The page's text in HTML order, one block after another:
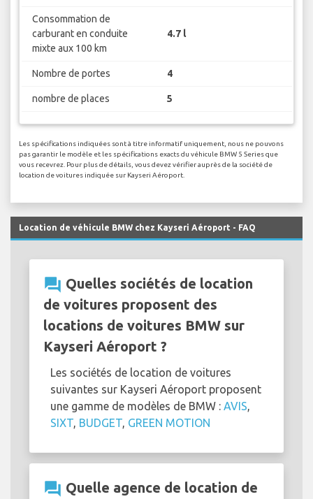
Consommation de
carburant en conduite
mixte aux 100 km
4.7 l
Nombre de portes 4
nombre de places 5
Les spécifications indiquées sont à titre informatif uniquement, nous ne pouvons
pas garantir le modèle et les spécifications exacts du véhicule BMW 5 Series que
vous recevrez. Pour plus de détails, vous devez vérifier auprès de la société de
location de voitures indiquée sur Kayseri Aéroport.
Location de véhicule BMW chez Kayseri Aéroport - FAQ
question_answer Quelles sociétés de location
de voitures proposent des
locations de voitures BMW sur
Kayseri Aéroport ?
Les sociétés de location de voitures
suivantes sur Kayseri Aéroport proposent
une gamme de modèles de BMW : AVIS,
SIXT, BUDGET, GREEN MOTION
question_answer Quelle agence de location de